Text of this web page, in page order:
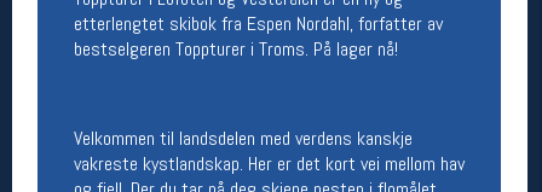
etterlengtet skibok fra Espen Nordahl, forfatter av
bestselgeren Toppturer i Troms. På lager nå!
Velkommen til landsdelen med verdens kanskje
vakreste kystlandskap. Her er det kort vei mellom hav
Her finner du oss
Oslo Sportslager
Telefon: 23 32 62 00
(telefontid man-fredag klokken 10-13)
Vis i kart